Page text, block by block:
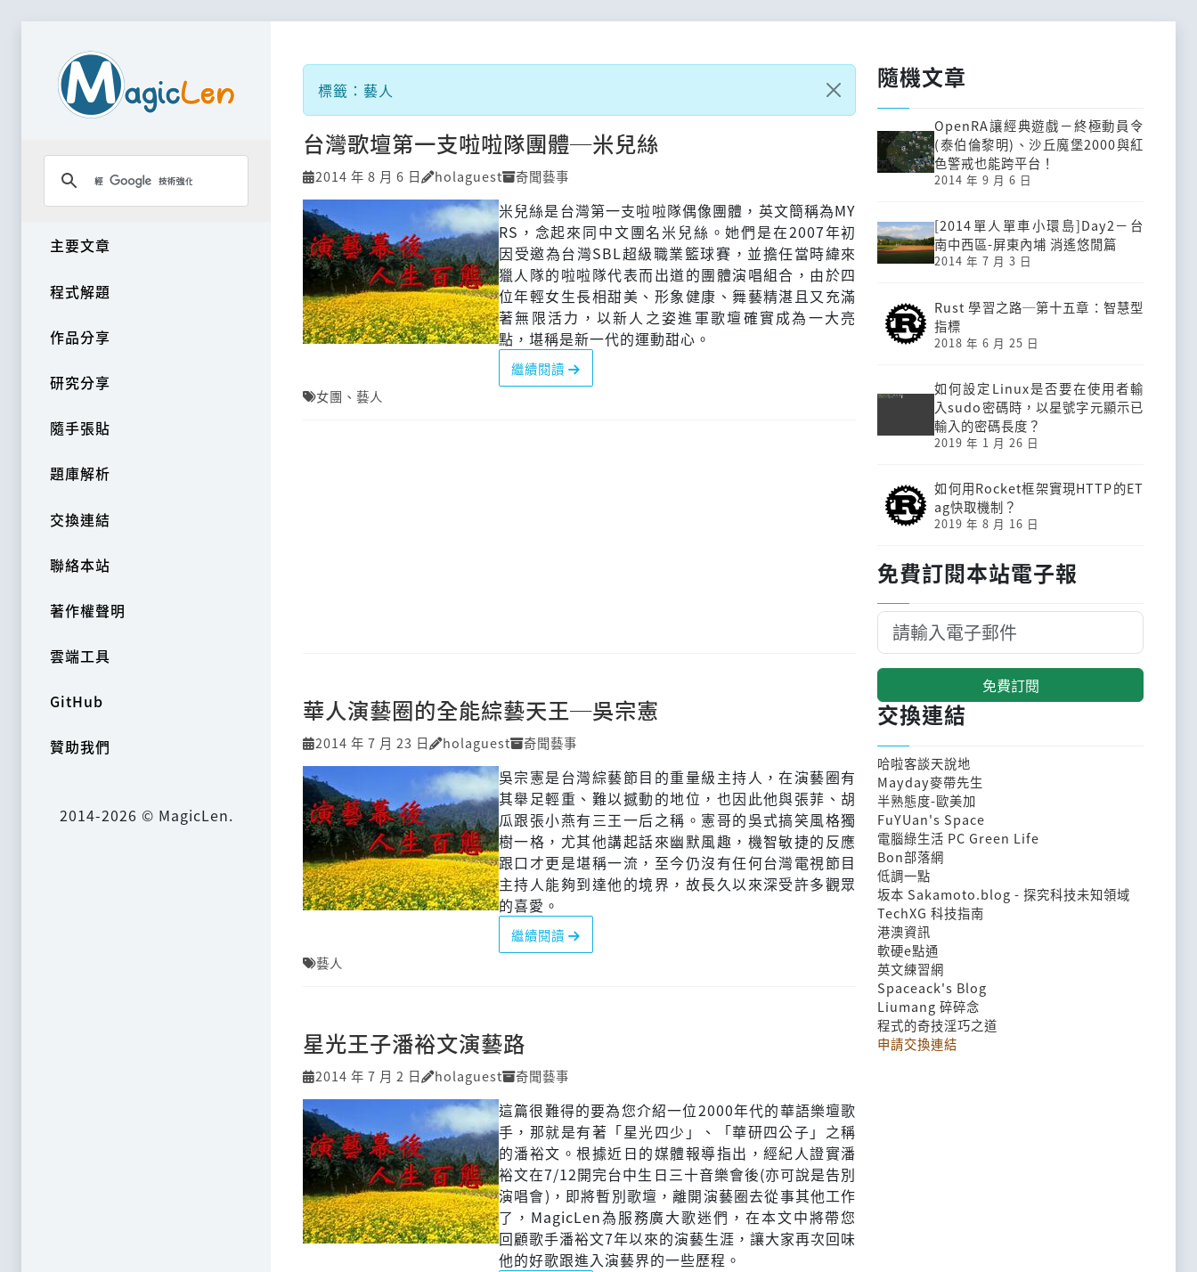
主要文章
程式解題
作品分享
研究分享
隨手張貼
題庫解析
交換連結
聯絡本站
著作權聲明
雲端工具
GitHub
贊助我們
2014-2026 © MagicLen.
標籤：藝人
台灣歌壇第一支啦啦隊團體─米兒絲
2014 年 8 月 6 日 holaguest 奇聞藝事
米兒絲是台灣第一支啦啦隊偶像團體，英文簡稱為MY
RS，念起來同中文團名米兒絲。她們是在2007年初
因受邀為台灣SBL超級職業籃球賽，並擔任當時緯來
獵人隊的啦啦隊代表而出道的團體演唱組合，由於四
位年輕女生長相甜美、形象健康、舞藝精湛且又充滿
著無限活力，以新人之姿進軍歌壇確實成為一大亮
點，堪稱是新一代的運動甜心。
繼續閱讀
女團 、 藝人
華人演藝圈的全能綜藝天王─吳宗憲
2014 年 7 月 23 日 holaguest 奇聞藝事
吳宗憲是台灣綜藝節目的重量級主持人，在演藝圈有
其舉足輕重、難以撼動的地位，也因此他與張菲、胡
瓜跟張小燕有三王一后之稱。憲哥的吳式搞笑風格獨
樹一格，尤其他講起話來幽默風趣，機智敏捷的反應
跟口才更是堪稱一流，至今仍沒有任何台灣電視節目
主持人能夠到達他的境界，故長久以來深受許多觀眾
的喜愛。
繼續閱讀
藝人
星光王子潘裕文演藝路
2014 年 7 月 2 日 holaguest 奇聞藝事
這篇很難得的要為您介紹一位2000年代的華語樂壇歌
手，那就是有著「星光四少」、「華研四公子」之稱
的潘裕文。根據近日的媒體報導指出，經紀人證實潘
裕文在7/12開完台中生日三十音樂會後(亦可說是告別
演唱會)，即將暫別歌壇，離開演藝圈去從事其他工作
了，MagicLen為服務廣大歌迷們，在本文中將帶您
回顧歌手潘裕文7年以來的演藝生涯，讓大家再次回味
他的好歌跟進入演藝界的一些歷程。
隨機文章
OpenRA讓經典遊戲－終極動員令
(泰伯倫黎明)、沙丘魔堡2000與紅
色警戒也能跨平台！
2014 年 9 月 6 日
[2014單人單車小環島]Day2－台
南中西區-屏東內埔 消遙悠閒篇
2014 年 7 月 3 日
Rust 學習之路─第十五章：智慧型
指標
2018 年 6 月 25 日
如何設定Linux是否要在使用者輸
入sudo密碼時，以星號字元顯示已
輸入的密碼長度？
2019 年 1 月 26 日
如何用Rocket框架實現HTTP的ET
ag快取機制？
2019 年 8 月 16 日
免費訂閱本站電子報
免費訂閱
交換連結
哈啦客談天說地
Mayday麥帶先生
半熟態度-歐美加
FuYUan's Space
電腦綠生活 PC Green Life
Bon部落網
低調一點
坂本 Sakamoto.blog - 探究科技未知領域
TechXG 科技指南
港澳資訊
軟硬e點通
英文練習網
Spaceack's Blog
Liumang 碎碎念
程式的奇技淫巧之道
申請交換連結